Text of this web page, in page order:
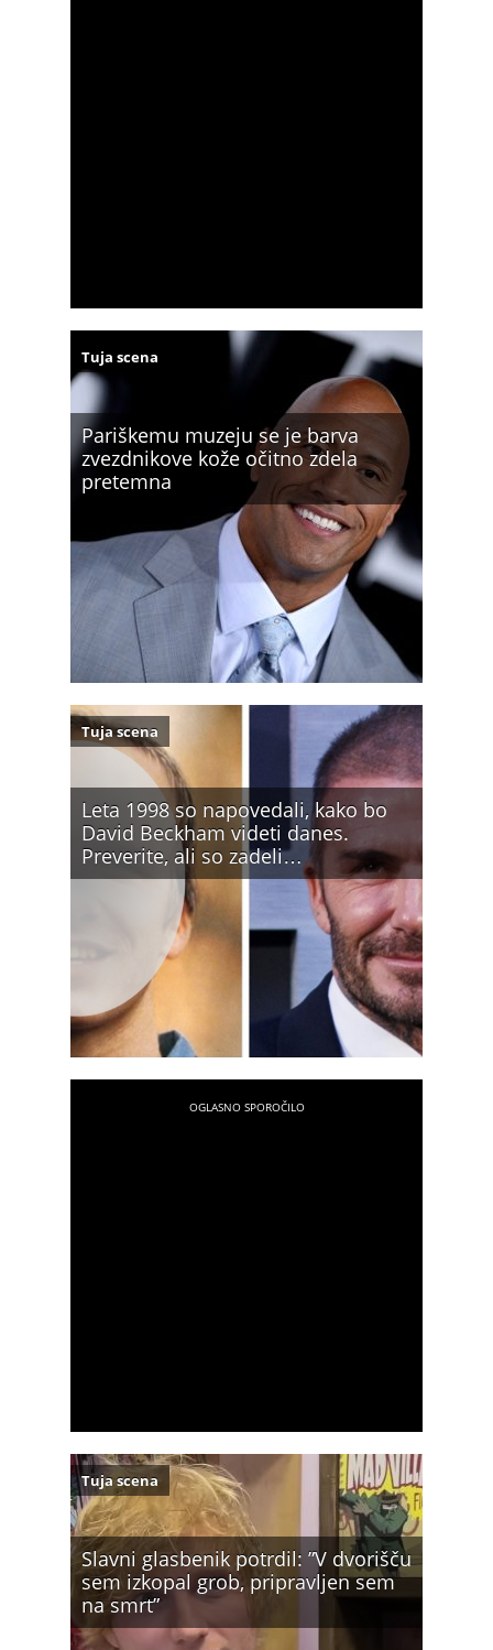
Pariškemu muzeju se je barva
zvezdnikove kože očitno zdela
pretemna
Tuja scena
Leta 1998 so napovedali, kako bo
David Beckham videti danes.
Preverite, ali so zadeli…
Tuja scena
Slavni glasbenik potrdil: ”V dvorišču
sem izkopal grob, pripravljen sem
na smrt”
Tuja scena